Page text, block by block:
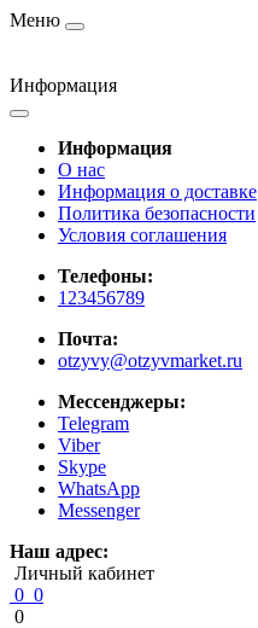
Меню
Информация
Информация
О нас
Информация о доставке
Политика безопасности
Условия соглашения
Телефоны:
123456789
Почта:
otzyvy@otzyvmarket.ru
Мессенджеры:
Telegram
Viber
Skype
WhatsApp
Messenger
Наш адрес:
Личный кабинет
0 0
0